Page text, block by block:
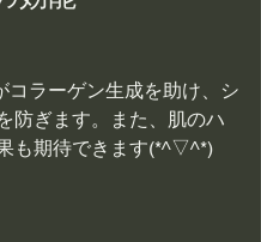
コラーゲン生成を助け、シ
防ぎます。また、肌のハ
も期待できます(*^▽^*)